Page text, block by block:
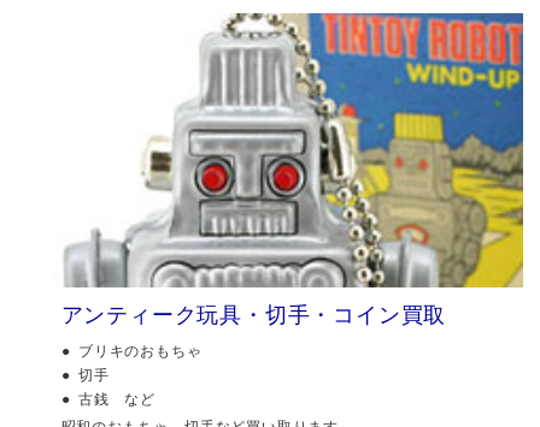
アンティーク玩具・切手・コイン買取
ブリキのおもちゃ
切手
古銭 など